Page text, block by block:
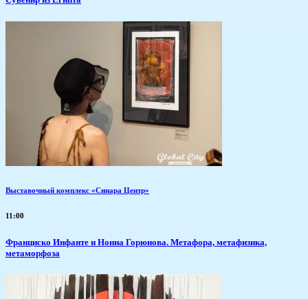
Выставочный комплекс «Синара Центр»
11:00
Франциско Инфанте и Нонна Горюнова. Метафора, метафизика,
метаморфоза